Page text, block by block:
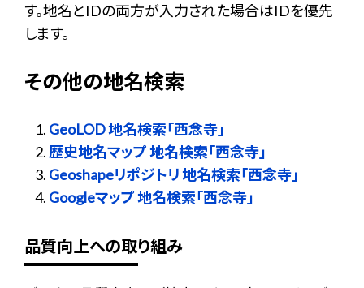
す。地名とIDの両方が入力された場合はIDを優先
します。
その他の地名検索
GeoLOD 地名検索「西念寺」
歴史地名マップ 地名検索「西念寺」
Geoshapeリポジトリ 地名検索「西念寺」
Googleマップ 地名検索「西念寺」
品質向上への取り組み